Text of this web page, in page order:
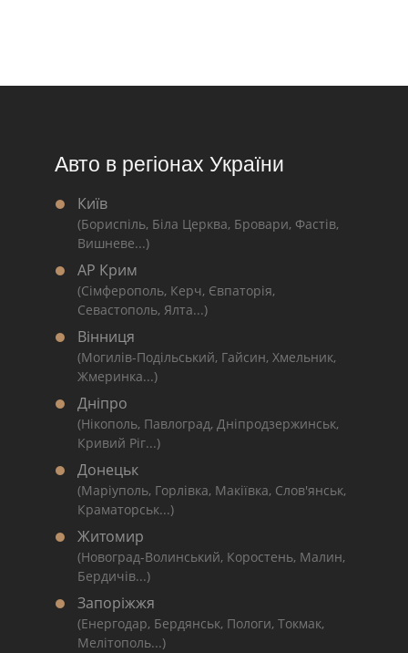
Авто в регіонах України
Київ
(Бориспіль, Біла Церква, Бровари, Фастів,
Вишневе...)
АР Крим
(Сімферополь, Керч, Євпаторія,
Севастополь, Ялта...)
Вінниця
(Могилів-Подільський, Гайсин, Хмельник,
Жмеринка...)
Дніпро
(Нікополь, Павлоград, Дніпродзержинськ,
Кривий Ріг...)
Донецьк
(Маріуполь, Горлівка, Макіївка, Слов'янськ,
Краматорськ...)
Житомир
(Новоград-Волинський, Коростень, Малин,
Бердичів...)
Запоріжжя
(Енергодар, Бердянськ, Пологи, Токмак,
Мелітополь...)